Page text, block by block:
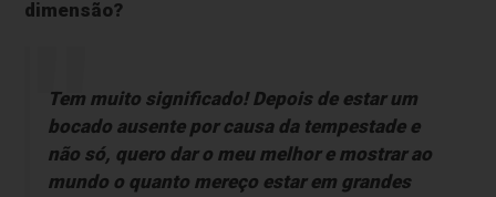
dimensão?
Tem muito significado! Depois de estar um
bocado ausente por causa da tempestade e
não só, quero dar o meu melhor e mostrar ao
mundo o quanto mereço estar em grandes